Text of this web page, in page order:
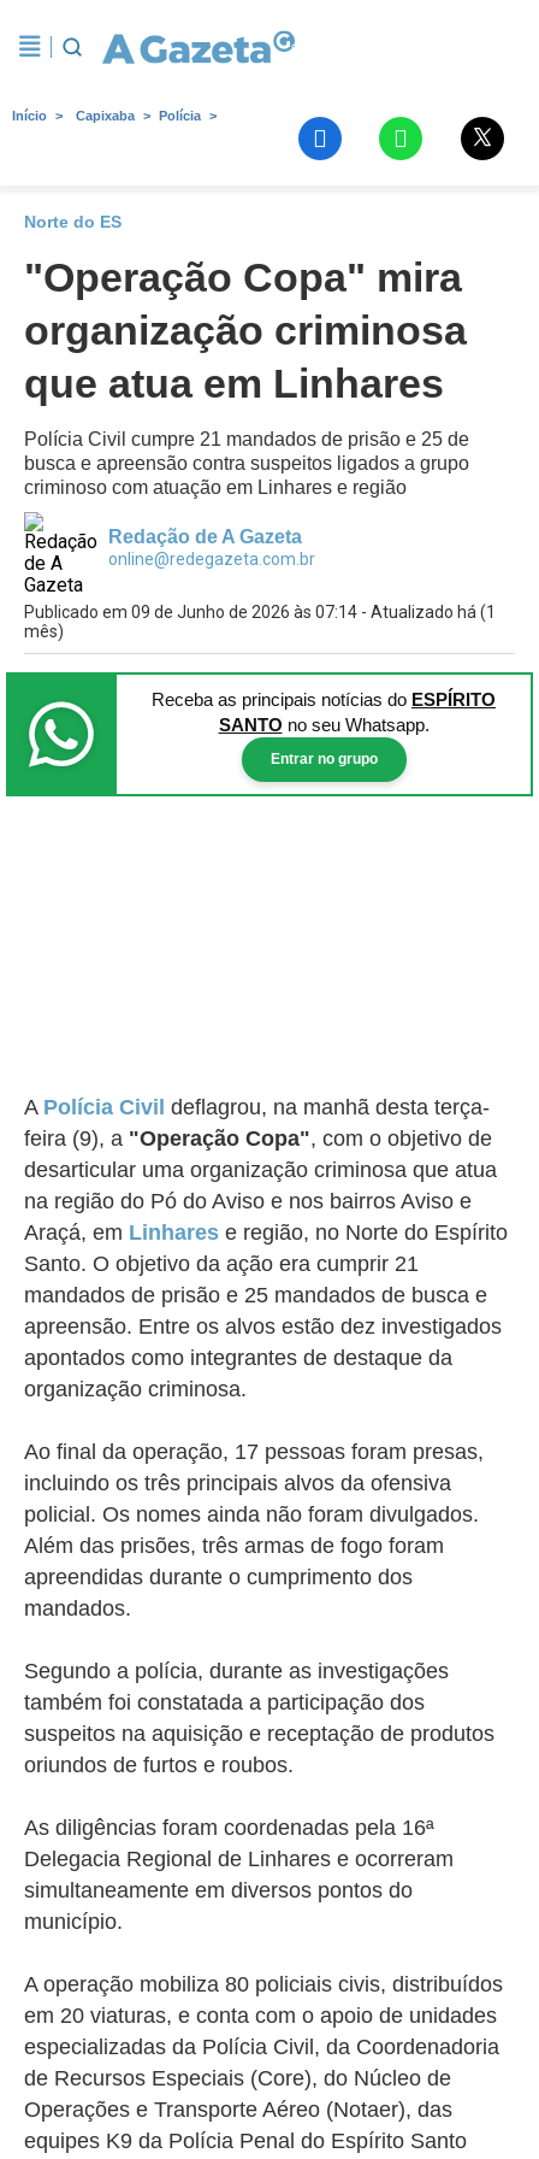
Início Capixaba Polícia
Norte do ES
"Operação Copa" mira
organização criminosa
que atua em Linhares
Polícia Civil cumpre 21 mandados de prisão e 25 de
busca e apreensão contra suspeitos ligados a grupo
criminoso com atuação em Linhares e região
Redação de A Gazeta
online@redegazeta.com.br
Publicado em 09 de Junho de 2026 às 07:14 - Atualizado há (1
mês)
Receba as principais notícias do ESPÍRITO
SANTO no seu Whatsapp.
Entrar no grupo
A Polícia Civil deflagrou, na manhã desta terça-
feira (9), a "Operação Copa", com o objetivo de
desarticular uma organização criminosa que atua
na região do Pó do Aviso e nos bairros Aviso e
Araçá, em Linhares e região, no Norte do Espírito
Santo. O objetivo da ação era cumprir 21
mandados de prisão e 25 mandados de busca e
apreensão. Entre os alvos estão dez investigados
apontados como integrantes de destaque da
organização criminosa.
Ao final da operação, 17 pessoas foram presas,
incluindo os três principais alvos da ofensiva
policial. Os nomes ainda não foram divulgados.
Além das prisões, três armas de fogo foram
apreendidas durante o cumprimento dos
mandados.
Segundo a polícia, durante as investigações
também foi constatada a participação dos
suspeitos na aquisição e receptação de produtos
oriundos de furtos e roubos.
As diligências foram coordenadas pela 16ª
Delegacia Regional de Linhares e ocorreram
simultaneamente em diversos pontos do
município.
A operação mobiliza 80 policiais civis, distribuídos
em 20 viaturas, e conta com o apoio de unidades
especializadas da Polícia Civil, da Coordenadoria
de Recursos Especiais (Core), do Núcleo de
Operações e Transporte Aéreo (Notaer), das
equipes K9 da Polícia Penal do Espírito Santo